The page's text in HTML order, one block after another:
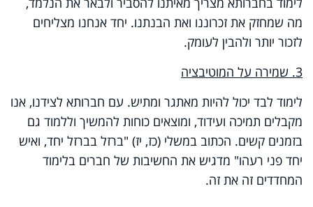
מה שמחזק את זכרוננו ואת הבנתנו. יחד אנחנו מצליחים
לזכור יותר ולהבין לעומק.
3. שמירה על המוטיבציה
לימוד לבד יכול להיות מאתגר ומתיש. עם חברותא לצידנו, אנו
מקבלים תמיכה ועידוד, ומוצאים כוחות להמשיך וללמוד גם
בזמנים קשים. הכתוב במשלי (כז, יז) "ברזל בברזל יחד, ואיש
יחד פני רעהו" מדגיש את החשיבות של חברים בלימוד
המחדדים זה את זה.